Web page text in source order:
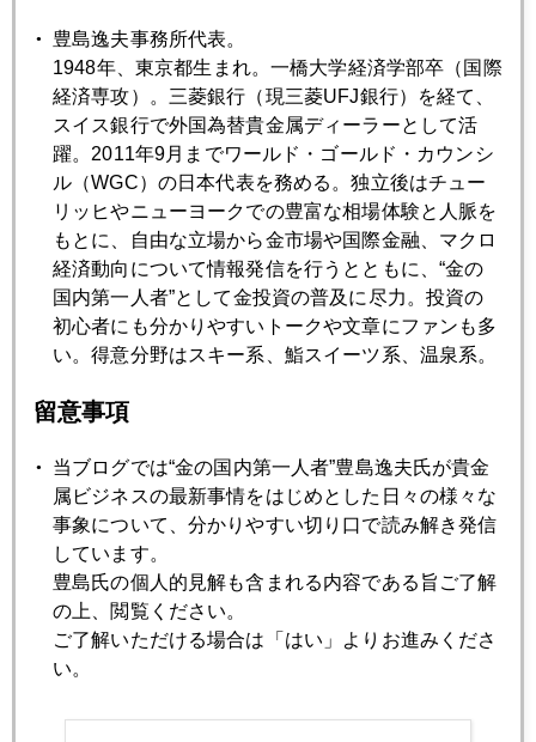
2017年06月26日
ジム・ロジャーズ氏「金はもっともっと上がる。」
2017年06月23日
小林麻央さんを悼む
2017年06月23日
豊島逸夫事務所札幌支部開設へ
2017年06月20日
北朝鮮から解放された米国人学生死去の報に揺れるトラン
プ政権
2017年06月19日
近況
2017年06月16日
米国債保有減らすＦＲＢ、増やす中国
2017年06月15日
豊島逸夫事務所代表。
1948年、東京都生まれ。一橋大学経済学部卒（国際
経済専攻）。三菱銀行（現三菱UFJ銀行）を経て、
スイス銀行で外国為替貴金属ディーラーとして活
躍。2011年9月までワールド・ゴールド・カウンシ
ル（WGC）の日本代表を務める。独立後はチュー
リッヒやニューヨークでの豊富な相場体験と人脈を
もとに、自由な立場から金市場や国際金融、マクロ
経済動向について情報発信を行うとともに、“金の
国内第一人者”として金投資の普及に尽力。投資の
初心者にも分かりやすいトークや文章にファンも多
い。得意分野はスキー系、鮨スイーツ系、温泉系。
留意事項
当ブログでは“金の国内第一人者”豊島逸夫氏が貴金
属ビジネスの最新事情をはじめとした日々の様々な
事象について、分かりやすい切り口で読み解き発信
しています。
豊島氏の個人的見解も含まれる内容である旨ご了解
の上、閲覧ください。
ご了解いただける場合は「はい」よりお進みくださ
い。